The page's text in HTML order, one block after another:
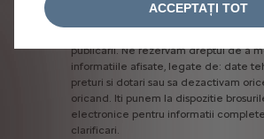
pentru
publicarii. Ne rezervam dreptul de a
informatiile afisate, legate de: date
preturi si dotari sau sa dezactivam
oricand. Iti punem la dispozitie
electronice pentru informatii complete
clarificari.
ACCEPTAȚI TOT